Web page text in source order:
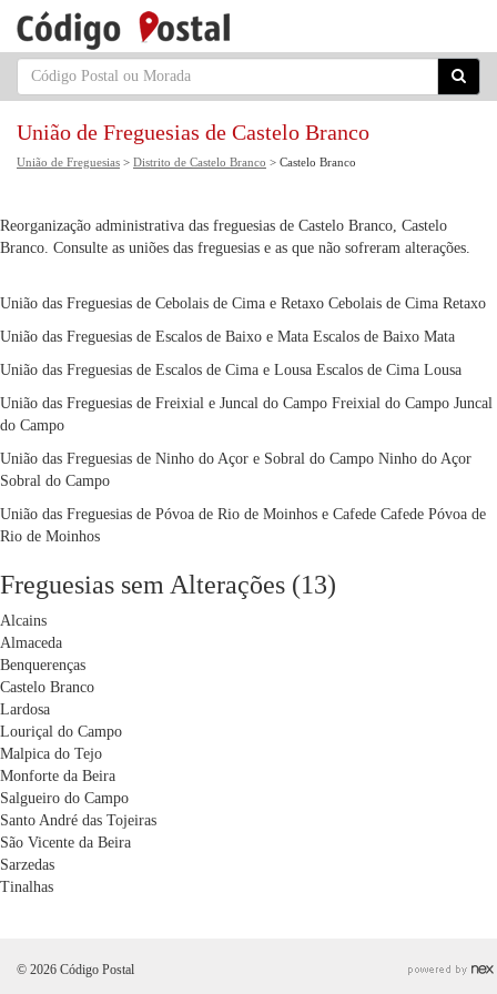
União de Freguesias de Castelo Branco
União de Freguesias > Distrito de Castelo Branco > Castelo Branco
Reorganização administrativa das freguesias de Castelo Branco, Castelo
Branco. Consulte as uniões das freguesias e as que não sofreram alterações.
União das Freguesias de Cebolais de Cima e Retaxo Cebolais de Cima Retaxo
União das Freguesias de Escalos de Baixo e Mata Escalos de Baixo Mata
União das Freguesias de Escalos de Cima e Lousa Escalos de Cima Lousa
União das Freguesias de Freixial e Juncal do Campo Freixial do Campo Juncal
do Campo
União das Freguesias de Ninho do Açor e Sobral do Campo Ninho do Açor
Sobral do Campo
União das Freguesias de Póvoa de Rio de Moinhos e Cafede Cafede Póvoa de
Rio de Moinhos
Freguesias sem Alterações (13)
Alcains
Almaceda
Benquerenças
Castelo Branco
Lardosa
Louriçal do Campo
Malpica do Tejo
Monforte da Beira
Salgueiro do Campo
Santo André das Tojeiras
São Vicente da Beira
Sarzedas
Tinalhas
© 2026 Código Postal